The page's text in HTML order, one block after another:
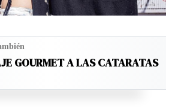
GOURMET A LAS CATARATAS